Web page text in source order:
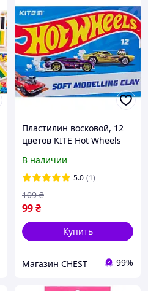
Пластилин восковой, 12
цветов KITE Hot Wheels
В наличии
5.0 (1)
99₴
109 ₴
Купить
Магазин CHEST 99%